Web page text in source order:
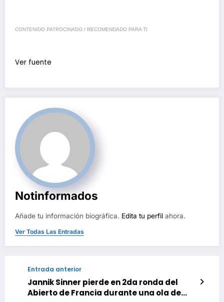
CONTENIDO PATROCINADO / RECOMENDADO PARA TI
Ver fuente
Notinformados
Añade tu información biográfica. Edita tu perfil ahora.
Ver Todas Las Entradas
Entrada anterior
Jannik Sinner pierde en 2da ronda del
Abierto de Francia durante una ola de